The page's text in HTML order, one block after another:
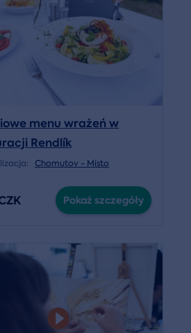
menu wrażeń w
Rendlík
Chomutov - Místo
Pokaż szczegóły